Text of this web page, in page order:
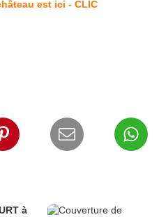
est ici - CLIC
à